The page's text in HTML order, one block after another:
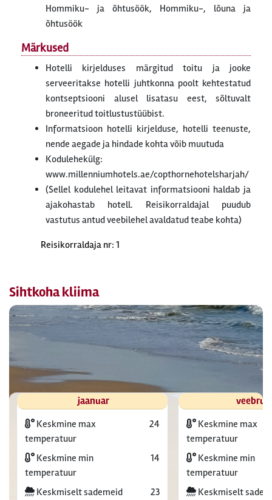
Hommiku- ja õhtusöök, Hommiku-, lõuna ja
õhtusöök
Märkused
Hotelli kirjelduses märgitud toitu ja jooke
serveeritakse hotelli juhtkonna poolt kehtestatud
kontseptsiooni alusel lisatasu eest, sõltuvalt
broneeritud toitlustustüübist.
Informatsioon hotelli kirjelduse, hotelli teenuste,
nende aegade ja hindade kohta võib muutuda
Kodulehekülg:
www.millenniumhotels.ae/copthornehotelsharjah/
(Sellel kodulehel leitavat informatsiooni haldab ja
ajakohastab hotell. Reisikorraldajal puudub
vastutus antud veebilehel avaldatud teabe kohta)
Reisikorraldaja nr: 1
Sihtkoha kliima
jaanuar
Keskmine max
temperatuur
24
Keskmine min
temperatuur
14
Keskmiselt sademeid
23
Keskmine max
temperatuur
Keskmine min
temperatuur
Keskmiselt